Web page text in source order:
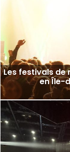
Les festivals de
en Île-